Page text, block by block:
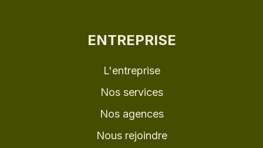
ENTREPRISE
L'entreprise
Nos services
Nos agences
Nous rejoindre